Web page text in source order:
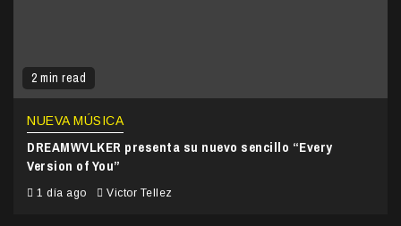
2 min read
NUEVA MÚSICA
DREAMWVLKER presenta su nuevo sencillo “Every
Version of You”
1 día ago Victor Tellez